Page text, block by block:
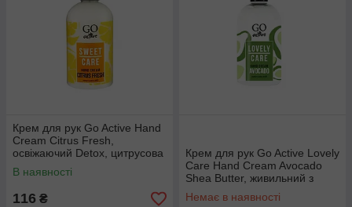
Крем для рук Go Active Hand
Cream Citrus Fresh,
освіжаючий Detox, цитрусова
свіжість, 350 мл
В наявності
116 ₴
Крем для рук Go Active Lovely
Care Hand Cream Avocado
Shea Butter, живильний з
авокадо та олією ши,
Немає в наявності